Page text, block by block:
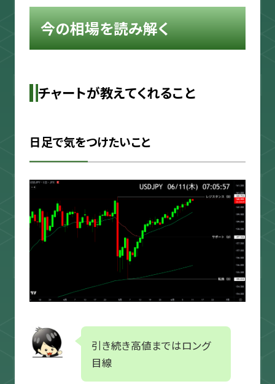
今の相場を読み解く
チャートが教えてくれること
日足で気をつけたいこと
引き続き高値まではロング
目線